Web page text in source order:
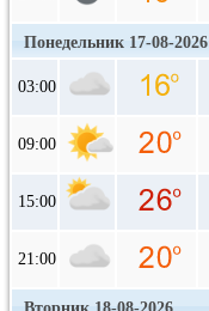
Понедельник 17-08-2026
03:00
09:00
15:00
21:00